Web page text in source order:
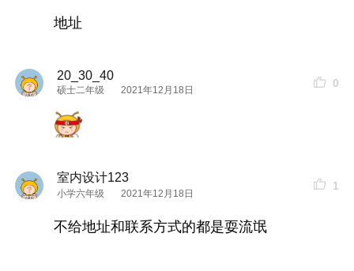
地址
20_30_40
硕士二年级 2021年12月18日
0
室内设计123
小学六年级 2021年12月18日
1
不给地址和联系方式的都是耍流氓